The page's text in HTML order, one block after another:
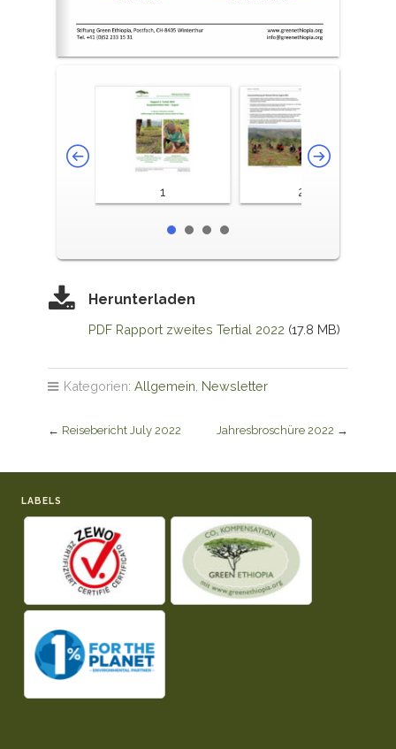
1 2-3
Herunterladen
PDF Rapport zweites Tertial 2022 (17.8 MB)
Kategorien: Allgemein, Newsletter
← Reisebericht July 2022 Jahresbroschüre 2022 →
LABELS